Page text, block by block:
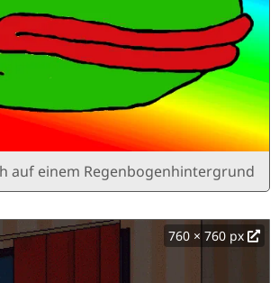
auf einem Regenbogenhintergrund
760 × 760 px